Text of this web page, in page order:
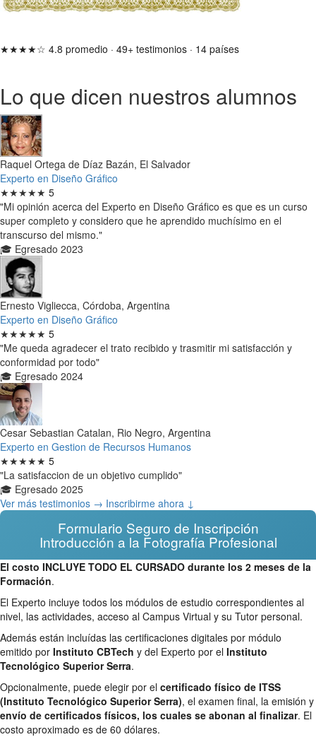
★★★★☆ 4.8 promedio · 49+ testimonios · 14 países
Lo que dicen nuestros alumnos
Raquel Ortega de Díaz Bazán, El Salvador
Experto en Diseño Gráfico
★★★★★ 5
"Mi opinión acerca del Experto en Diseño Gráfico es que es un curso
super completo y considero que he aprendido muchísimo en el
transcurso del mismo."
🎓 Egresado 2023
Ernesto Vigliecca, Córdoba, Argentina
Experto en Diseño Gráfico
★★★★★ 5
"Me queda agradecer el trato recibido y trasmitir mi satisfacción y
conformidad por todo"
🎓 Egresado 2024
Cesar Sebastian Catalan, Rio Negro, Argentina
Experto en Gestion de Recursos Humanos
★★★★★ 5
"La satisfaccion de un objetivo cumplido"
🎓 Egresado 2025
Ver más testimonios → Inscribirme ahora ↓
Formulario Seguro de Inscripción
Introducción a la Fotografía Profesional
El costo INCLUYE TODO EL CURSADO durante los 2 meses de la
Formación.
El Experto incluye todos los módulos de estudio correspondientes al
nivel, las actividades, acceso al Campus Virtual y su Tutor personal.
Además están incluídas las certificaciones digitales por módulo
emitido por Instituto CBTech y del Experto por el Instituto
Tecnológico Superior Serra.
Opcionalmente, puede elegir por el certificado físico de ITSS
(Instituto Tecnológico Superior Serra), el examen final, la emisión y
envío de certificados físicos, los cuales se abonan al finalizar. El
costo aproximado es de 60 dólares.